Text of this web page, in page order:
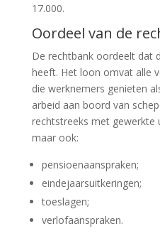
17.000.
Oordeel van de
De rechtbank oordeelt dat
heeft. Het loon omvat alle
die werknemers genieten
arbeid aan boord van
rechtstreeks met gewerkte
maar ook:
pensioenaanspraken;
eindejaarsuitkeringen;
toeslagen;
verlofaanspraken.